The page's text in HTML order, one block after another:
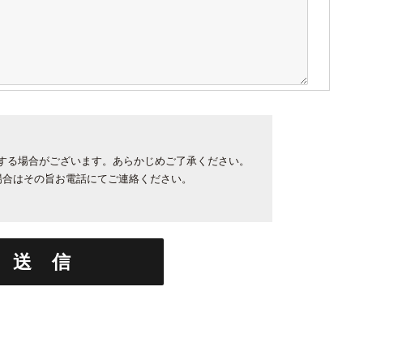
場合がございます。あらかじめご了承ください。
はその旨お電話にてご連絡ください。